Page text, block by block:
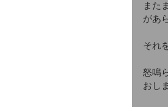
また
があ
それ
怒鳴
おし